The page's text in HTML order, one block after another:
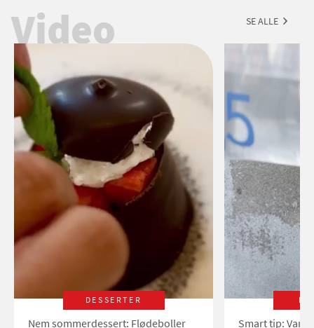
Video SE ALLE
DESSERTER
Nem sommerdessert: Flødeboller
Smart tip: